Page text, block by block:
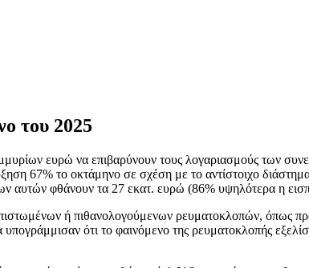
του 2025
ευρώ να επιβαρύνουν τους λογαριασμούς των
67% το οκτάμηνο σε σχέση με το αντίστοιχο
αυτών φθάνουν τα 27 εκατ. ευρώ (86% υψηλότερα η
ή πιθανολογούμενων ρευματοκλοπών, όπως
ότι το φαινόμενο της ρευματοκλοπής